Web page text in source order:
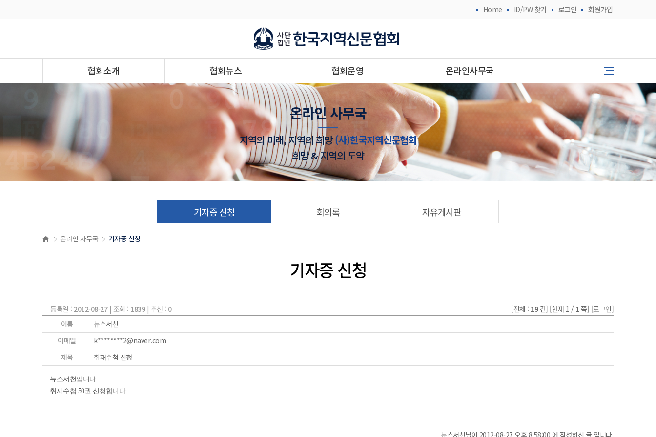
Home ID/PW 찾기 로그인 회원가입
협회소개 협회뉴스 협회운영 온라인사무국
온라인 사무국
지역의 미래, 지역의 희망(사)한국지역신문협회
희망 & 지역의 도약
기자증 신청 회의록 자유게시판
온라인 사무국 기자증 신청
기자증 신청
등록일 : 2012-08-27| 조회 : 1839| 추천 : 0 [전체 : 19건] [현재 1 / 1 쪽] [로그인]
이름
뉴스서천
이메일
k********2@naver.com
제목
취재수첩 신청
뉴스서천입니다.
취재수첩 50권 신청합니다.
뉴스서천님이 2012-08-27 오후 8:58:00 에 작성하신 글 입니다.